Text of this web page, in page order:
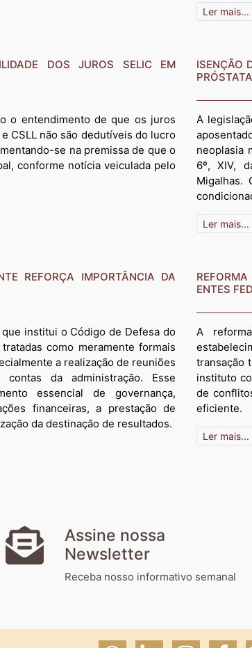
Ler mais...
DOS JUROS SELIC EM
o entendimento de que os juros
CSLL não são dedutíveis do lucro
se na premissa de que o
conforme notícia veiculada pelo
ISENÇÃO
PRÓSTATA
A
neoplasia
6º, XIV,
Migalhas.
Ler mais...
REFORÇA IMPORTÂNCIA DA
institui o Código de Defesa do
como meramente formais
a realização de reuniões
da administração. Esse
essencial de governança,
financeiras, a prestação de
da destinação de resultados.
ENTES
A
transação
instituto
de
eficiente.
Ler mais...
Assine nossa
Newsletter
Receba nosso informativo semanal